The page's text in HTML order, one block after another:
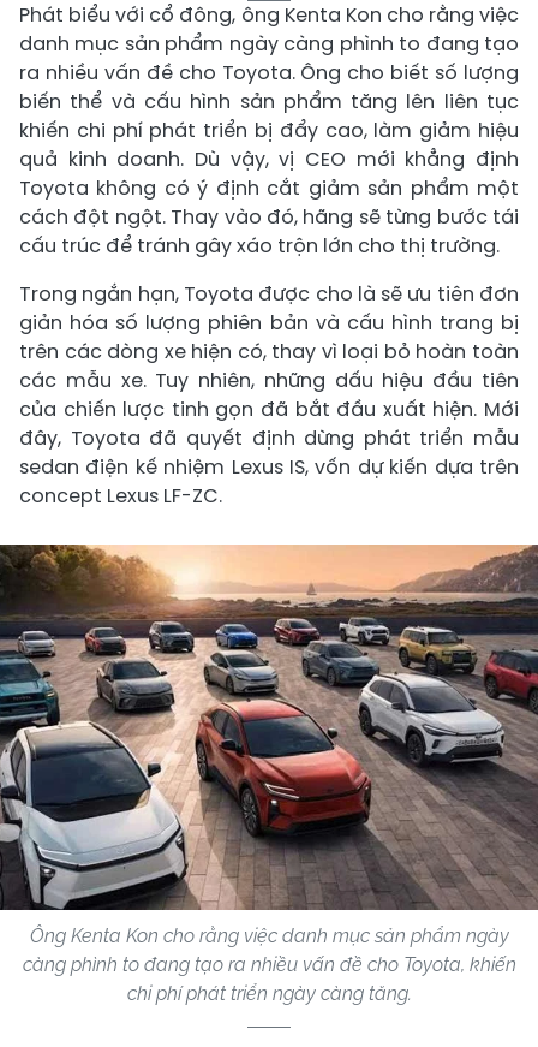
Phát biểu với cổ đông, ông Kenta Kon cho rằng việc
danh mục sản phẩm ngày càng phình to đang tạo
ra nhiều vấn đề cho Toyota. Ông cho biết số lượng
biến thể và cấu hình sản phẩm tăng lên liên tục
khiến chi phí phát triển bị đẩy cao, làm giảm hiệu
quả kinh doanh. Dù vậy, vị CEO mới khẳng định
Toyota không có ý định cắt giảm sản phẩm một
cách đột ngột. Thay vào đó, hãng sẽ từng bước tái
cấu trúc để tránh gây xáo trộn lớn cho thị trường.
Trong ngắn hạn, Toyota được cho là sẽ ưu tiên đơn
giản hóa số lượng phiên bản và cấu hình trang bị
trên các dòng xe hiện có, thay vì loại bỏ hoàn toàn
các mẫu xe. Tuy nhiên, những dấu hiệu đầu tiên
của chiến lược tinh gọn đã bắt đầu xuất hiện. Mới
đây, Toyota đã quyết định dừng phát triển mẫu
sedan điện kế nhiệm Lexus IS, vốn dự kiến dựa trên
concept Lexus LF-ZC.
Ông Kenta Kon cho rằng việc danh mục sản phẩm ngày
càng phình to đang tạo ra nhiều vấn đề cho Toyota, khiến
chi phí phát triển ngày càng tăng.